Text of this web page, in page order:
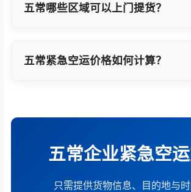
五常哪些区域可以上门提货？
五常紧急空运价格如何计算？
五常企业紧急空
只需提供货物信息、目的地与